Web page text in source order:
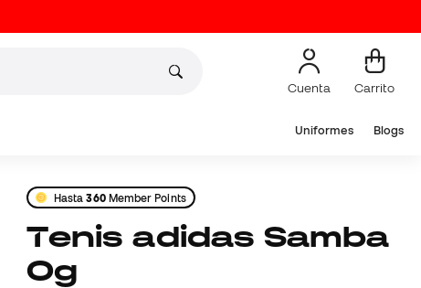
Cuenta Carrito
Uniformes Blogs
Hasta360Member Points
Tenis adidas Samba
Og